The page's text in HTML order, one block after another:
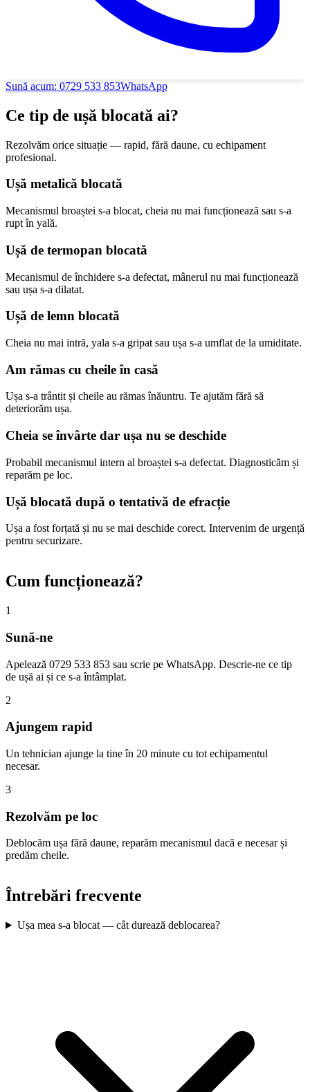
Sună acum: 0729 533 853WhatsApp
Ce tip de ușă blocată ai?
Rezolvăm orice situație — rapid, fără daune, cu echipament
profesional.
Ușă metalică blocată
Mecanismul broaștei s-a blocat, cheia nu mai funcționează sau s-a
rupt în yală.
Ușă de termopan blocată
Mecanismul de închidere s-a defectat, mânerul nu mai funcționează
sau ușa s-a dilatat.
Ușă de lemn blocată
Cheia nu mai intră, yala s-a gripat sau ușa s-a umflat de la umiditate.
Am rămas cu cheile în casă
Ușa s-a trântit și cheile au rămas înăuntru. Te ajutăm fără să
deteriorăm ușa.
Cheia se învârte dar ușa nu se deschide
Probabil mecanismul intern al broaștei s-a defectat. Diagnosticăm și
reparăm pe loc.
Ușă blocată după o tentativă de efracție
Ușa a fost forțată și nu se mai deschide corect. Intervenim de urgență
pentru securizare.
Cum funcționează?
1
Sună-ne
Apelează 0729 533 853 sau scrie pe WhatsApp. Descrie-ne ce tip
de ușă ai și ce s-a întâmplat.
2
Ajungem rapid
Un tehnician ajunge la tine în 20 minute cu tot echipamentul
necesar.
3
Rezolvăm pe loc
Deblocăm ușa fără daune, reparăm mecanismul dacă e necesar și
predăm cheile.
Întrebări frecvente
Ușa mea s-a blocat — cât durează deblocarea?